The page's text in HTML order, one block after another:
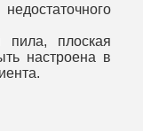
пила, плоская
настроена в
.